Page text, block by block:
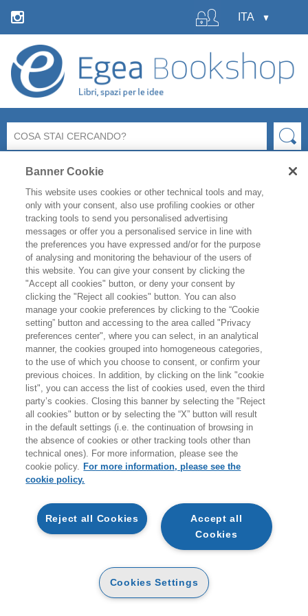
La libreria Egea resteràchiusaper le ferie estive
19 agostocompresi.
Per i titoli disponibili, l'evasione degli ordini è garantita
fino a venerdì 31 luglio, mentre gli ordini effettuati
durante il periodo di chiusura saranno evasi a partire da
giovedì 20 agosto.
A coloro che effettueranno ordini durante i giorni di
chiusura non verranno addebitati costi per le spedizioni
sul territorio italiano.
Vi ricordiamo inoltre che durante la pausa estivanon
sarà attivo il servizio di customer care.
Buone vacanze e a presto!
ARTICOLI NEL CARRELLO
GATTO LUCA, DA EMPOLI STEFANO
INTELLIGENZA ARTIFICIALE E
Banner Cookie
This website uses cookies or other technical tools and may,
only with your consent, also use profiling cookies or other
tracking tools to send you personalised advertising
messages or offer you a personalised service in line with
the preferences you have expressed and/or for the purpose
of analysing and monitoring the behaviour of the users of
this website. You can give your consent by clicking the
"Accept all cookies" button, or deny your consent by
clicking the "Reject all cookies" button. You can also
manage your cookie preferences by clicking to the “Cookie
setting” button and accessing to the area called "Privacy
preferences center", where you can select, in an analytical
manner, the cookies grouped into homogeneous categories,
to the use of which you choose to consent, or confirm your
previous choices. In addition, by clicking on the link "cookie
list", you can access the list of cookies used, even the third
party’s cookies. Closing this banner by selecting the "Reject
all cookies" button or by selecting the “X” button will result
in the default settings (i.e. the continuation of browsing in
the absence of cookies or other tracking tools other than
technical ones). For more information, please see the
cookie policy. For more information, please see the
cookie policy.
Accept all
Cookies
Reject all Cookies
Cookies Settings
ACQUISTANDO UN PRODOTTO DIGITALE
DI PROCEDERE VERIFICA LA COMPATIBILITÀ